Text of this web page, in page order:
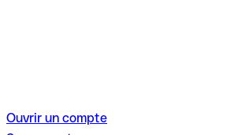
Ouvrir un compte